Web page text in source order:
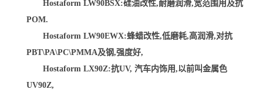
Hostaform LW90BSX:硅油改性,耐磨润滑,宽范围用及抗
POM.
Hostaform LW90EWX:蜂蜡改性,低磨耗,高润滑,对抗
PBT\PA\PC\PMMA及钢,强度好,
Hostaform LX90Z:抗UV, 汽车内饰用,以前叫金属色
UV90Z,